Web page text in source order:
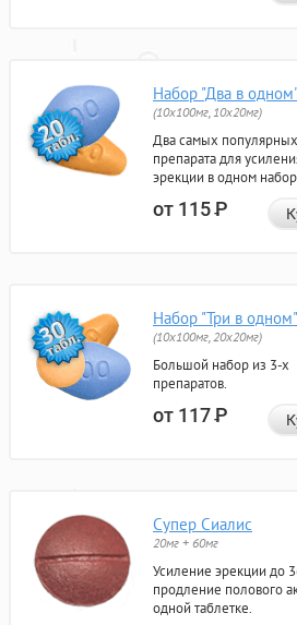
Набор "Два в
(10x100мг, 10x20мг)
Два самых популярных
препарата для
эрекции в одном
от 115Р
Набор "Три в одном"
(10x100мг, 20x20мг)
Большой набор из 3-х
препаратов.
от 117Р
Супер Сиалис
20мг + 60мг
Усиление эрекции до
продление полового
одной таблетке.